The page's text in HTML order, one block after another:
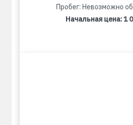
Пробег: Невозможно
Начальная цена:1